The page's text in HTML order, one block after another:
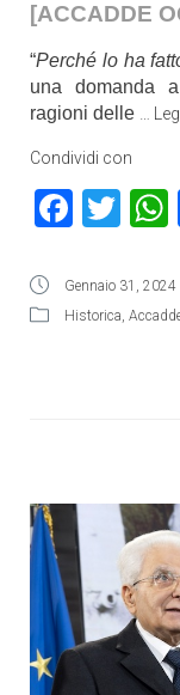
[ACCADDE
“Perché lo ha
una domanda
ragioni delle
Condividi con
Gennaio 31, 2024
Historica,